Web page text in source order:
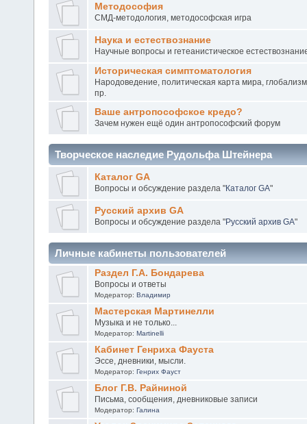
Методософия
СМД-методология, методософская игра
Наука и естествознание
Научные вопросы и гетеанистическое
Историческая симптоматология
Народоведение, политическая карта мира,
пр.
Ваше антропософское кредо?
Зачем нужен ещё один антропософский форум
Творческое наследие Рудольфа Штейнера
Каталог GA
Вопросы и обсуждение раздела "Каталог GA"
Русский архив GA
Вопросы и обсуждение раздела "Русский архив GA"
Личные кабинеты пользователей
Раздел Г.А. Бондарева
Вопросы и ответы
Модератор: Владимир
Мастерская Мартинелли
Музыка и не только...
Модератор: Martinelli
Кабинет Генриха Фауста
Эссе, дневники, мысли.
Модератор: Генрих Фауст
Блог Г.В. Райниной
Письма, сообщения, дневниковые записи
Модератор: Галина